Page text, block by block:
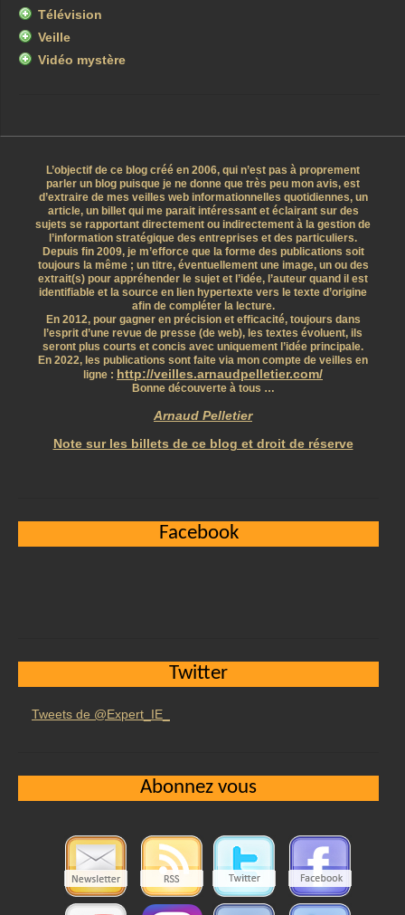
Télévision
Veille
Vidéo mystère
L’objectif de ce blog créé en 2006, qui n’est pas à proprement
parler un blog puisque je ne donne que très peu mon avis, est
d’extraire de mes veilles web informationnelles quotidiennes, un
article, un billet qui me parait intéressant et éclairant sur des
sujets se rapportant directement ou indirectement à la gestion de
l’information stratégique des entreprises et des particuliers.
Depuis fin 2009, je m’efforce que la forme des publications soit
toujours la même ; un titre, éventuellement une image, un ou des
extrait(s) pour appréhender le sujet et l’idée, l’auteur quand il est
identifiable et la source en lien hypertexte vers le texte d’origine
afin de compléter la lecture.
En 2012, pour gagner en précision et efficacité, toujours dans
l’esprit d’une revue de presse (de web), les textes évoluent, ils
seront plus courts et concis avec uniquement l’idée principale.
En 2022, les publications sont faite via mon compte de veilles en
ligne : http://veilles.arnaudpelletier.com/
Bonne découverte à tous …
Arnaud Pelletier
Note sur les billets de ce blog et droit de réserve
Facebook
Twitter
Tweets de @Expert_IE_
Abonnez vous